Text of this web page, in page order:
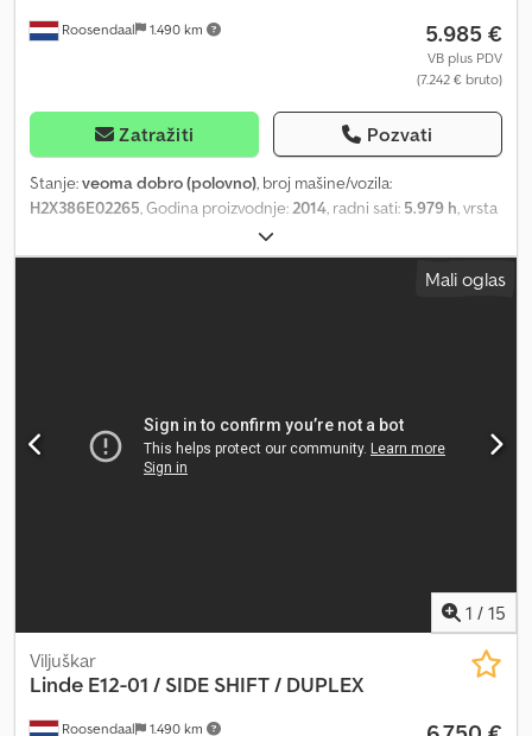
Roosendaal 1.490 km 5.985 €
VB plus PDV
(7.242 € bruto)
Zatražiti Pozvati
Stanje:veoma dobro (polovno), broj mašine/vozila:
H2X386E02265 , Godina proizvodnje: 2014 , radni sati: 5.979 h , vrsta
dupleks
ukupna visina:2.110 mm, ukupna dužina:2.750 mm, ukupna širina:
, Pažljivo održavan LINDE E12-01 električni viljuškar iz
Honinghu.
Mali oglas
1 / 15
Roosendaal 1.490 km
Viljuškar
Linde E12-01 / SIDE SHIFT / DUPLEX